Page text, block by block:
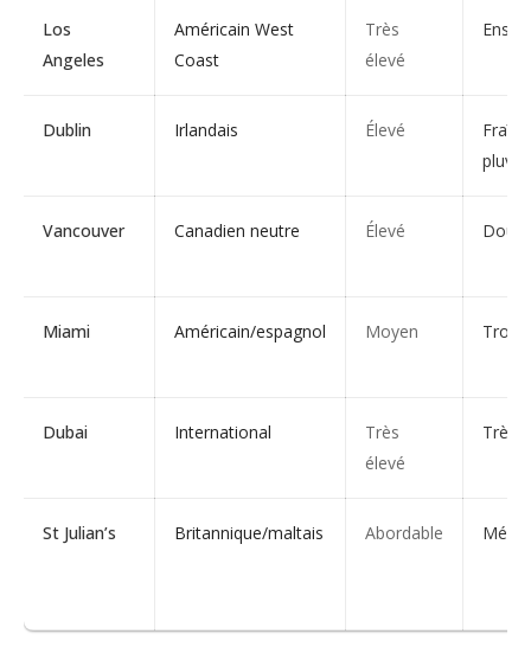
Los
Angeles
Américain West
Coast
Très
élevé
Dublin Irlandais Élevé
Vancouver Canadien neutre Élevé
Miami Américain/espagnol Moyen
Dubai International
Très
élevé
Très
St Julian’s Britannique/maltais Abordable